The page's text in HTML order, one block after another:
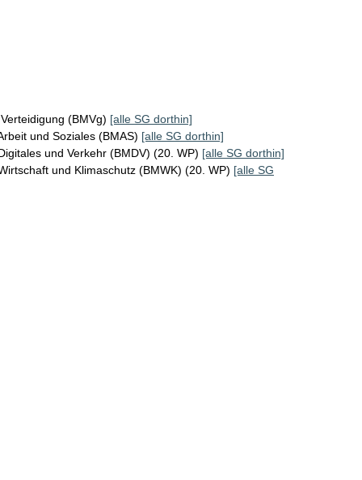
(BMVg) [alle SG dorthin]
und Soziales (BMAS) [alle SG dorthin]
und Verkehr (BMDV) (20. WP) [alle SG dorthin]
und Klimaschutz (BMWK) (20. WP) [alle SG